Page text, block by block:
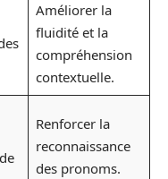
Améliorer la
fluidité et la
compréhension
contextuelle.
Renforcer la
reconnaissance
des pronoms.